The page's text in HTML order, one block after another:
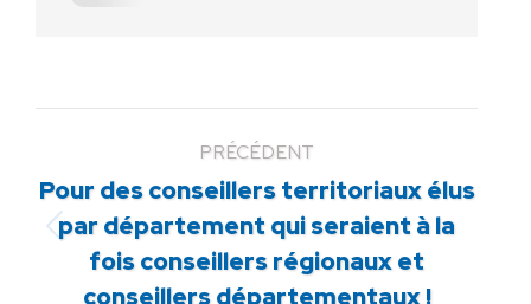
PRÉCÉDENT
Article
précédent
:
Pour des conseillers territoriaux élus
par département qui seraient à la
fois conseillers régionaux et
conseillers départementaux !